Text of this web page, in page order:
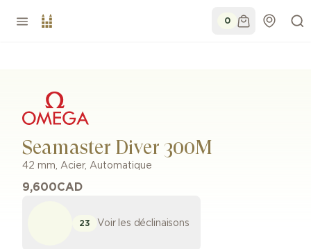
0
Seamaster Diver 300M
42 mm, Acier, Automatique
9,600CAD
23 Voir les déclinaisons